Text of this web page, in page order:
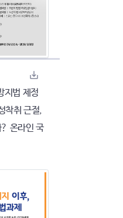
지법 제정
착취 근절,
온라인 국